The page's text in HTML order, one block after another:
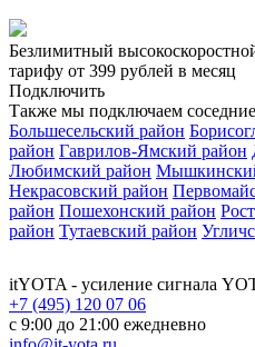
Безлимитный
тарифу от 399 рублей в месяц
Подключить
Также мы подключаем
Большесельский район
район Гаврилов-Ямский район
Любимский район
Некрасовский район
район Пошехонский район
район Тутаевский район
itYOTA - усиление сигнала
+7 (495) 120 07 06
с 9:00 до 21:00 ежедневно